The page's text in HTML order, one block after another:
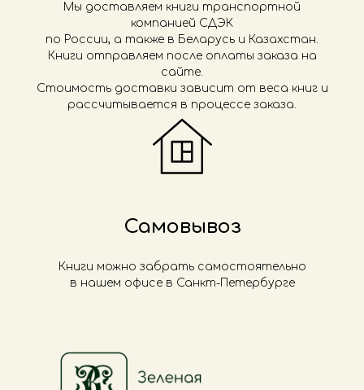
Мы доставляем книги транспортной
компанией СДЭК
по России, а также в Беларусь и Казахстан.
Книги отправляем после оплаты заказа на
сайте.
Стоимость доставки зависит от веса книг и
рассчитывается в процессе заказа.
Самовывоз
Книги можно забрать самостоятельно
в нашем офисе в Санкт-Петербурге